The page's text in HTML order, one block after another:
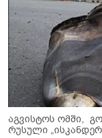
აგვისტოს ომში,
რუსული